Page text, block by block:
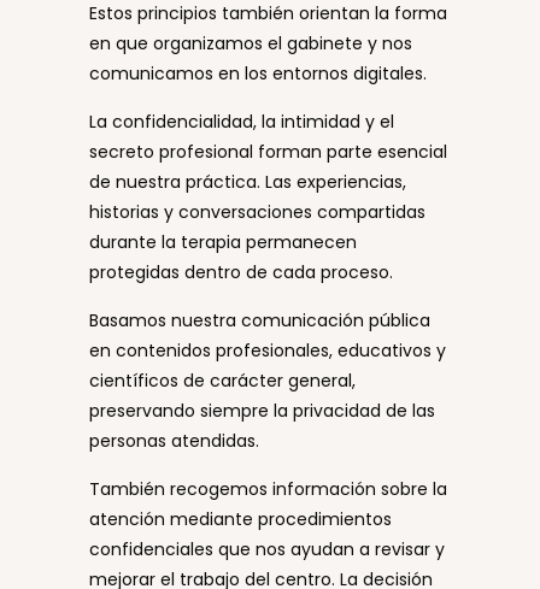
Estos principios también orientan la forma
en que organizamos el gabinete y nos
comunicamos en los entornos digitales.
La confidencialidad, la intimidad y el
secreto profesional forman parte esencial
de nuestra práctica. Las experiencias,
historias y conversaciones compartidas
durante la terapia permanecen
protegidas dentro de cada proceso.
Basamos nuestra comunicación pública
en contenidos profesionales, educativos y
científicos de carácter general,
preservando siempre la privacidad de las
personas atendidas.
También recogemos información sobre la
atención mediante procedimientos
confidenciales que nos ayudan a revisar y
mejorar el trabajo del centro. La decisión